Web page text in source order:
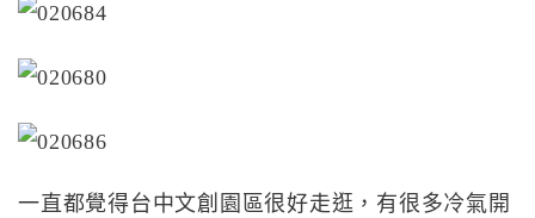
一直都覺得台中文創園區很好走逛，有很多冷氣開